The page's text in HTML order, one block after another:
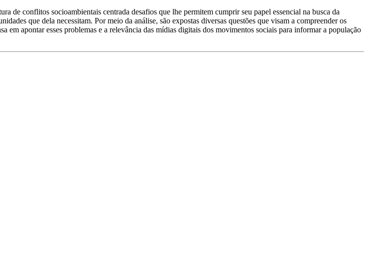
de conflitos socioambientais centrada desafios que lhe permitem cumprir seu papel essencial na busca da
que dela necessitam. Por meio da análise, são expostas diversas questões que visam a compreender os
em apontar esses problemas e a relevância das mídias digitais dos movimentos sociais para informar a população